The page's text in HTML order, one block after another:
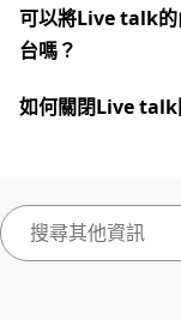
可以將Live talk的
台嗎？
如何關閉Live talk